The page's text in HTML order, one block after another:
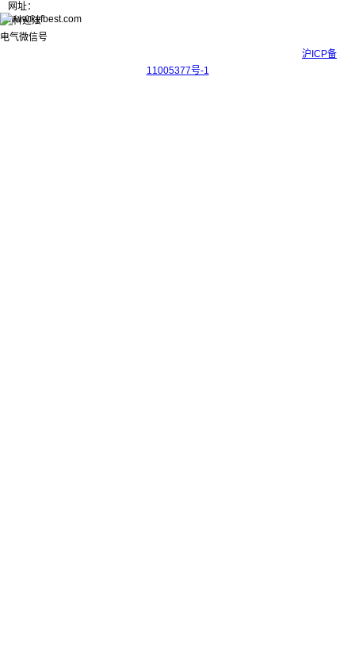
网址：
www.kyfbest.com
沪ICP备
11005377号-1